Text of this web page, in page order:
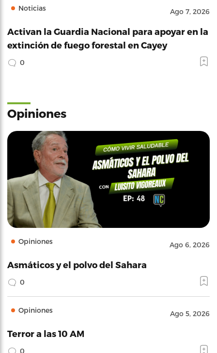
Noticias Ago 7, 2026
Activan la Guardia Nacional para apoyar en la
extinción de fuego forestal en Cayey
0
Opiniones
Opiniones Ago 6, 2026
Asmáticos y el polvo del Sahara
0
Opiniones Ago 5, 2026
Terror a las 10 AM
0